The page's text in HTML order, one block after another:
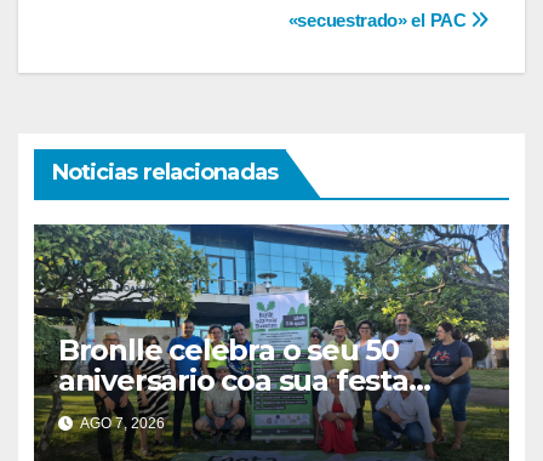
«secuestrado» el PAC
Noticias relacionadas
Bronlle celebra o seu 50
aniversario coa sua festa
popular o vindeiro sábado 15
de agosto
AGO 7, 2026